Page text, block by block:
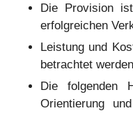
Die Provision
erfolgreichen
Leistung und
betrachtet
Die folgenden
Orientierung